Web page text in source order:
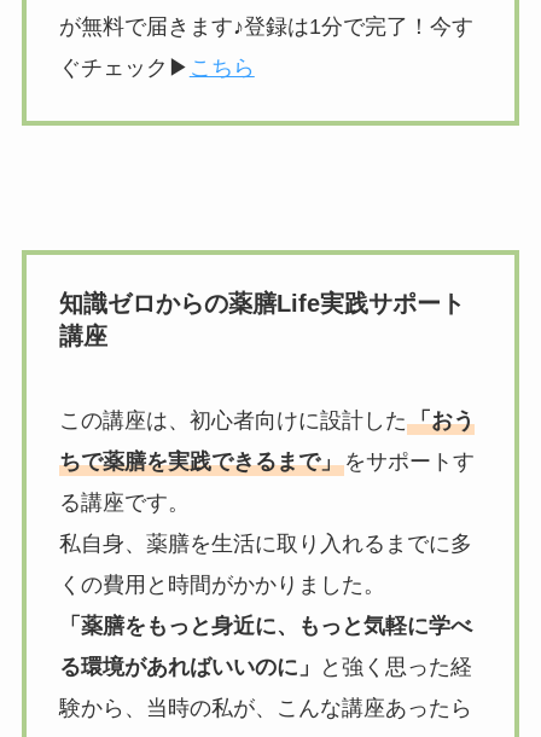
が無料で届きます♪登録は1分で完了！今す
ぐチェック▶︎ こちら
知識ゼロからの薬膳Life実践サポート
講座
この講座は、初心者向けに設計した「おう
ちで薬膳を実践できるまで」をサポートす
る講座です。
私自身、薬膳を生活に取り入れるまでに多
くの費用と時間がかかりました。
「薬膳をもっと身近に、もっと気軽に学べ
る環境があればいいのに」
と強く思った経
験から、当時の私が、こんな講座あったら